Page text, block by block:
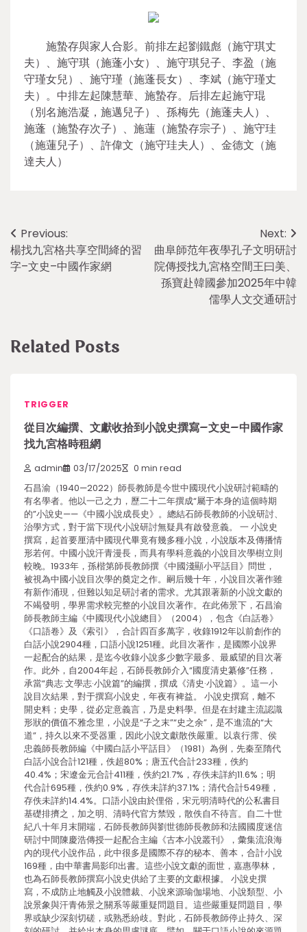
施蟄存與家人合影。前排左起劉鐵彪（施守琪丈
夫）、施守琪（施蓬小女）、施守琪兒子、李盈（施
守瑾女兒）、施守瑾（施蓬長女）、李斌（施守瑾丈
夫）。中排左起陳慧華、施蟄存。后排左起施守琨
（別名施浩凝，施邁兒子）、孫梅先（施蓬夫人）、
施蓬（施蟄存次子）、施蓮（施蟄存宗子）、施守珪
（施蓮兒子）、許偉文（施守珪夫人）、金德文（施
達夫人）
Post
navigation
Previous:
楊找九宮格共享空間絳的習
字–文史–中國作家網
Next:
曲阜師范年夜學孔子文明研討
院傳授找九宮格空間王曰美、
孫寶赴韓國參加2025年中韓
儒學人文交通研討
Related Posts
TRIGGER
從目次編撰、文獻收拾到小說史撰寫–文史–中國作家
找九宮格時租網
admin 03/17/2025 0 min read
石昌渝（1940—2022）師長教師是今世中國現代小說研討範疇的
有名學者。他以一己之力，歷二十二年撰成“屬于本身的這個時期
的”小說史——《中國小說成長史》。總結石師長教師的小說研討、
治學方式，對于當下現代小說研討無疑具有啟發意義。 一 小說史
撰寫，起首要厘清中國現代畢竟有幾多種小說，小說版本及傳播情
形若何。中國小說汗青漫長，而具有學科意義的小說目次學樹立則
較晚。1933年，孫楷第師長教師撰《中國淺顯小平話目》問世，
被視為中國小說目次學的奠定之作。嗣后幾十年，小說目次著作雖
有新作涌現，但難以知足研討者的需求。尤其跟著新的小說文獻的
不竭發明，學界需求較完整的小說目次著作。在此佈景下，石昌渝
師長教師主編《中國現代小說總目》（2004），包含《白話卷》
《口語卷》及《索引》，合計四百多萬字，收錄1912年以前創作的
白話小說2904種，口語小說1251種。此目次著作，是國際小說界
一起配合的結果，是迄今收錄小說多少數字最多、最威望的目次著
作。此外，自2004年起，石師長教師介入“國度清史纂修”任務，
承當“典志·文學志·小說篇”的編撰，撰成《清史·小說篇》。這一小
說目次結果，對于撰寫小說史，年夜有裨益。 小說史撰寫，離不
開史料；史學，從必定意義言，乃是史料學。但是在封建主流認識
形狀的價值不雅念里，小說是“子之末”“史之余”，是不進流的“大
道”，持久以來不受器重，因此小說文獻散佚嚴重。以袁行霈、侯
忠義師長教師編《中國白話小平話目》（1981）為例，先秦至隋代
白話小說合計121種，佚超80%；唐五代合計233種，佚約
40.4%；宋遼金元合計411種，佚約21.7%，存佚未詳約11.6%；明
代合計695種，佚約0.9%，存佚未詳約37.1%；清代合計549種，
存佚未詳約14.4%。口語小說由於俚俗，宋元明清時代的公私書目
基礎排擠之，加之明、清時代官方禁毀，散佚自不待言。自二十世
紀八十年月末開端，石師長教師與劉世德師長教師和法國國度迷信
研討中間陳慶浩傳授一起配合主編《古本小說叢刊》，彙集流浪海
內的現代小說作品，此中很多是國際不存的秘本、善本，合計小說
169種，由中華書局影印出書。這些小說文獻的面世，嘉惠學林，
也為石師長教師撰寫小說史供給了主要的文獻根據。 小說史撰
寫，不成防止地觸及小說體裁、小說來源瑜伽場地、小說類型、小
說景象與汗青佈景之關系等嚴重疑問題目。這些嚴重疑問題目，學
界或缺少深刻切磋，或熟悉紛歧。對此，石師長教師停止持久、深